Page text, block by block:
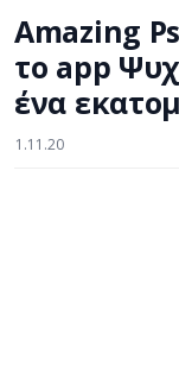
Amazing
το app
ένα
1.11.20